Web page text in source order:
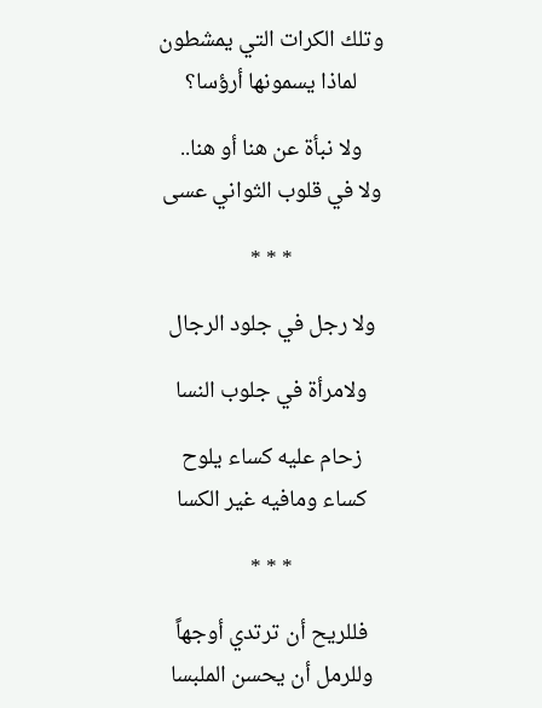
وتلك الكرات التي يمشطون
لماذا يسمونها أرؤسا؟
ولا نبأة عن هنا أو هنا..
ولا في قلوب الثواني عسى
* * *
ولا رجل في جلود الرجال
ولامرأة في جلوب النسا
زحام عليه كساء يلوح
كساء ومافيه غير الكسا
* * *
فللريح أن ترتدي أوجهاً
وللرمل أن يحسن الملبسا